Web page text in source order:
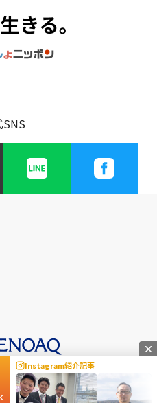
SNS
Allright Reserved.
Instagram紹介記事